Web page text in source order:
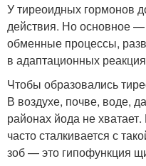
У тиреоидных гормонов
действия. Но основное
обменные процессы,
в адаптационных
Чтобы образовались
В воздухе, почве, воде,
районах йода не
часто сталкивается с
зоб — это гипофункция